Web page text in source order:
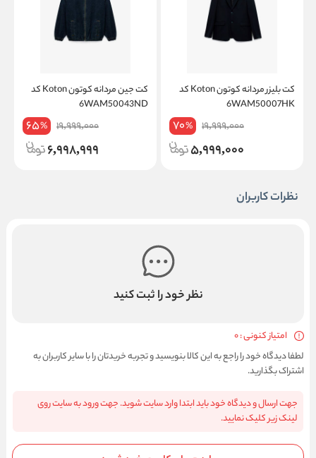
کت بلیزر مردانه کوتون Koton کد
6WAM50007HK
19,999,000
70%
5,999,000
کت جین مردانه کوتون Koton کد
6WAM50043ND
19,999,000
65%
6,998,999
نظرات کاربران
نظر خود را ثبت کنید
امتیاز کنونی : 0
لطفا دیدگاه خود را راجع به این کالا بنویسید و تجربه خریدتان را با سایر کاربران به
اشتراک بگذارید.
جهت ارسال و دیدگاه خود باید ابتدا وارد سایت شوید. جهت ورود به سایت روی
لینک زیر کلیک نمایید.